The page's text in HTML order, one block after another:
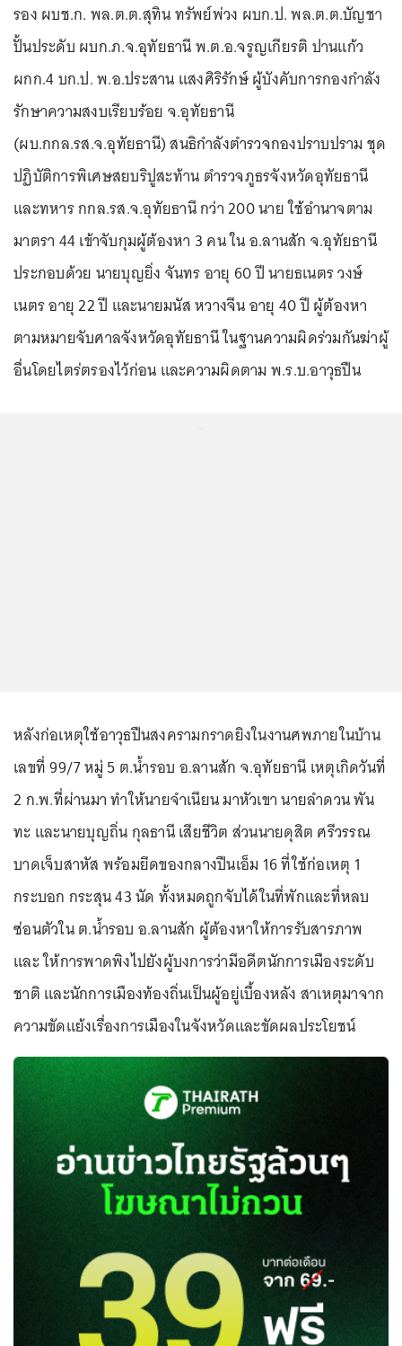
รอง ผบช.ก. พล.ต.ต.สุทิน ทรัพย์พ่วง ผบก.ป. พล.ต.ต.บัญชา
ปั้นประดับ ผบก.ภ.จ.อุทัยธานี พ.ต.อ.จรูญเกียรติ ปานแก้ว
ผกก.4 บก.ป. พ.อ.ประสาน แสงศิริรักษ์ ผู้บังคับการกองกำลัง
รักษาความสงบเรียบร้อย จ.อุทัยธานี
(ผบ.กกล.รส.จ.อุทัยธานี) สนธิกำลังตำรวจกองปราบปราม ชุด
ปฏิบัติการพิเศษสยบริปูสะท้าน ตำรวจภูธรจังหวัดอุทัยธานี
และทหาร กกล.รส.จ.อุทัยธานี กว่า 200 นาย ใช้อำนาจตาม
มาตรา 44 เข้าจับกุมผู้ต้องหา 3 คน ใน อ.ลานสัก จ.อุทัยธานี
ประกอบด้วย นายบุญยิ่ง จันทร อายุ 60 ปี นายธเนตร วงษ์
เนตร อายุ 22 ปี และนายมนัส หวางจีน อายุ 40 ปี ผู้ต้องหา
ตามหมายจับศาลจังหวัดอุทัยธานี ในฐานความผิดร่วมกันฆ่าผู้
อื่นโดยไตร่ตรองไว้ก่อน และความผิดตาม พ.ร.บ.อาวุธปืน
หลังก่อเหตุใช้อาวุธปืนสงครามกราดยิงในงานศพภายในบ้าน
เลขที่ 99/7 หมู่ 5 ต.น้ำรอบ อ.ลานสัก จ.อุทัยธานี เหตุเกิดวันที่
2 ก.พ.ที่ผ่านมา ทำให้นายจำเนียน มาหัวเขา นายลำดวน พัน
ทะ และนายบุญถิ่น กุลธานี เสียชีวิต ส่วนนายดุสิต ศรีวรรณ
บาดเจ็บสาหัส พร้อมยึดของกลางปืนเอ็ม 16 ที่ใช้ก่อเหตุ 1
กระบอก กระสุน 43 นัด ทั้งหมดถูกจับได้ในที่พักและที่หลบ
ซ่อนตัวใน ต.น้ำรอบ อ.ลานสัก ผู้ต้องหาให้การรับสารภาพ
และ ให้การพาดพิงไปยังผู้บงการว่ามีอดีตนักการเมืองระดับ
ชาติ และนักการเมืองท้องถิ่นเป็นผู้อยู่เบื้องหลัง สาเหตุมาจาก
ความขัดแย้งเรื่องการเมืองในจังหวัดและขัดผลประโยชน์